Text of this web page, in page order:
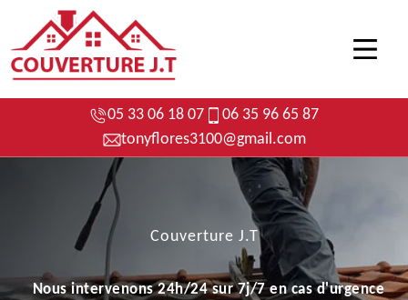
05 33 06 18 07
06 35 96 65 87
tonyflores3100@gmail.com
Couverture J.T
Nous intervenons 24h/24 sur 7j/7 en cas d'urgence